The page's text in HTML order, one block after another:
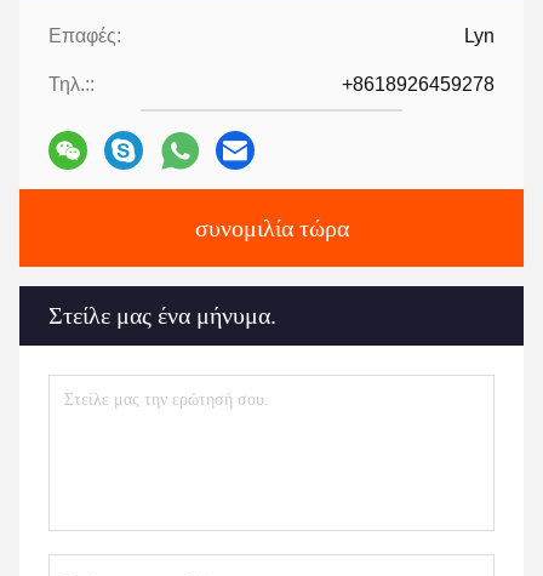
Επαφές: Lyn
Τηλ.:: +8618926459278
συνομιλία τώρα
Στείλε μας ένα μήνυμα.